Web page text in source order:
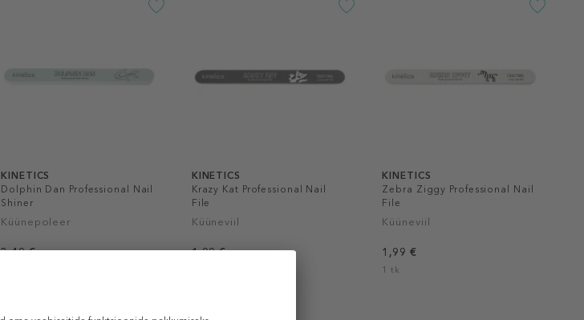
KINETICS
Dolphin Dan Professional Nail
Shiner
Küünepoleer
3,49 €
KINETICS
Krazy Kat Professional Nail
File
Küüneviil
1,99 €
KINETICS
Zebra Ziggy Professional Nail
File
Küüneviil
1,99 €
1 tk